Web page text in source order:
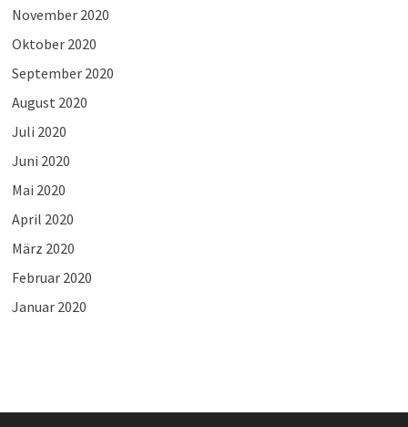
November 2020
Oktober 2020
September 2020
August 2020
Juli 2020
Juni 2020
Mai 2020
April 2020
März 2020
Februar 2020
Januar 2020